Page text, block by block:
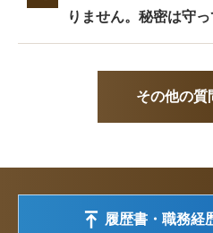
りません。秘密は守っ
その他の質
履歴書・職務経